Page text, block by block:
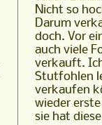
Nicht so
Darum
doch. Vor
auch viele
verkauft.
Stutfohlen
verkaufen
wieder
sie hat